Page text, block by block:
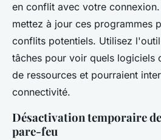
en conflit avec votre
mettez à jour ces programmes
conflits potentiels. Utilisez
tâches pour voir quels logiciels
de ressources et pourraient
connectivité.
Désactivation temporaire
pare-feu